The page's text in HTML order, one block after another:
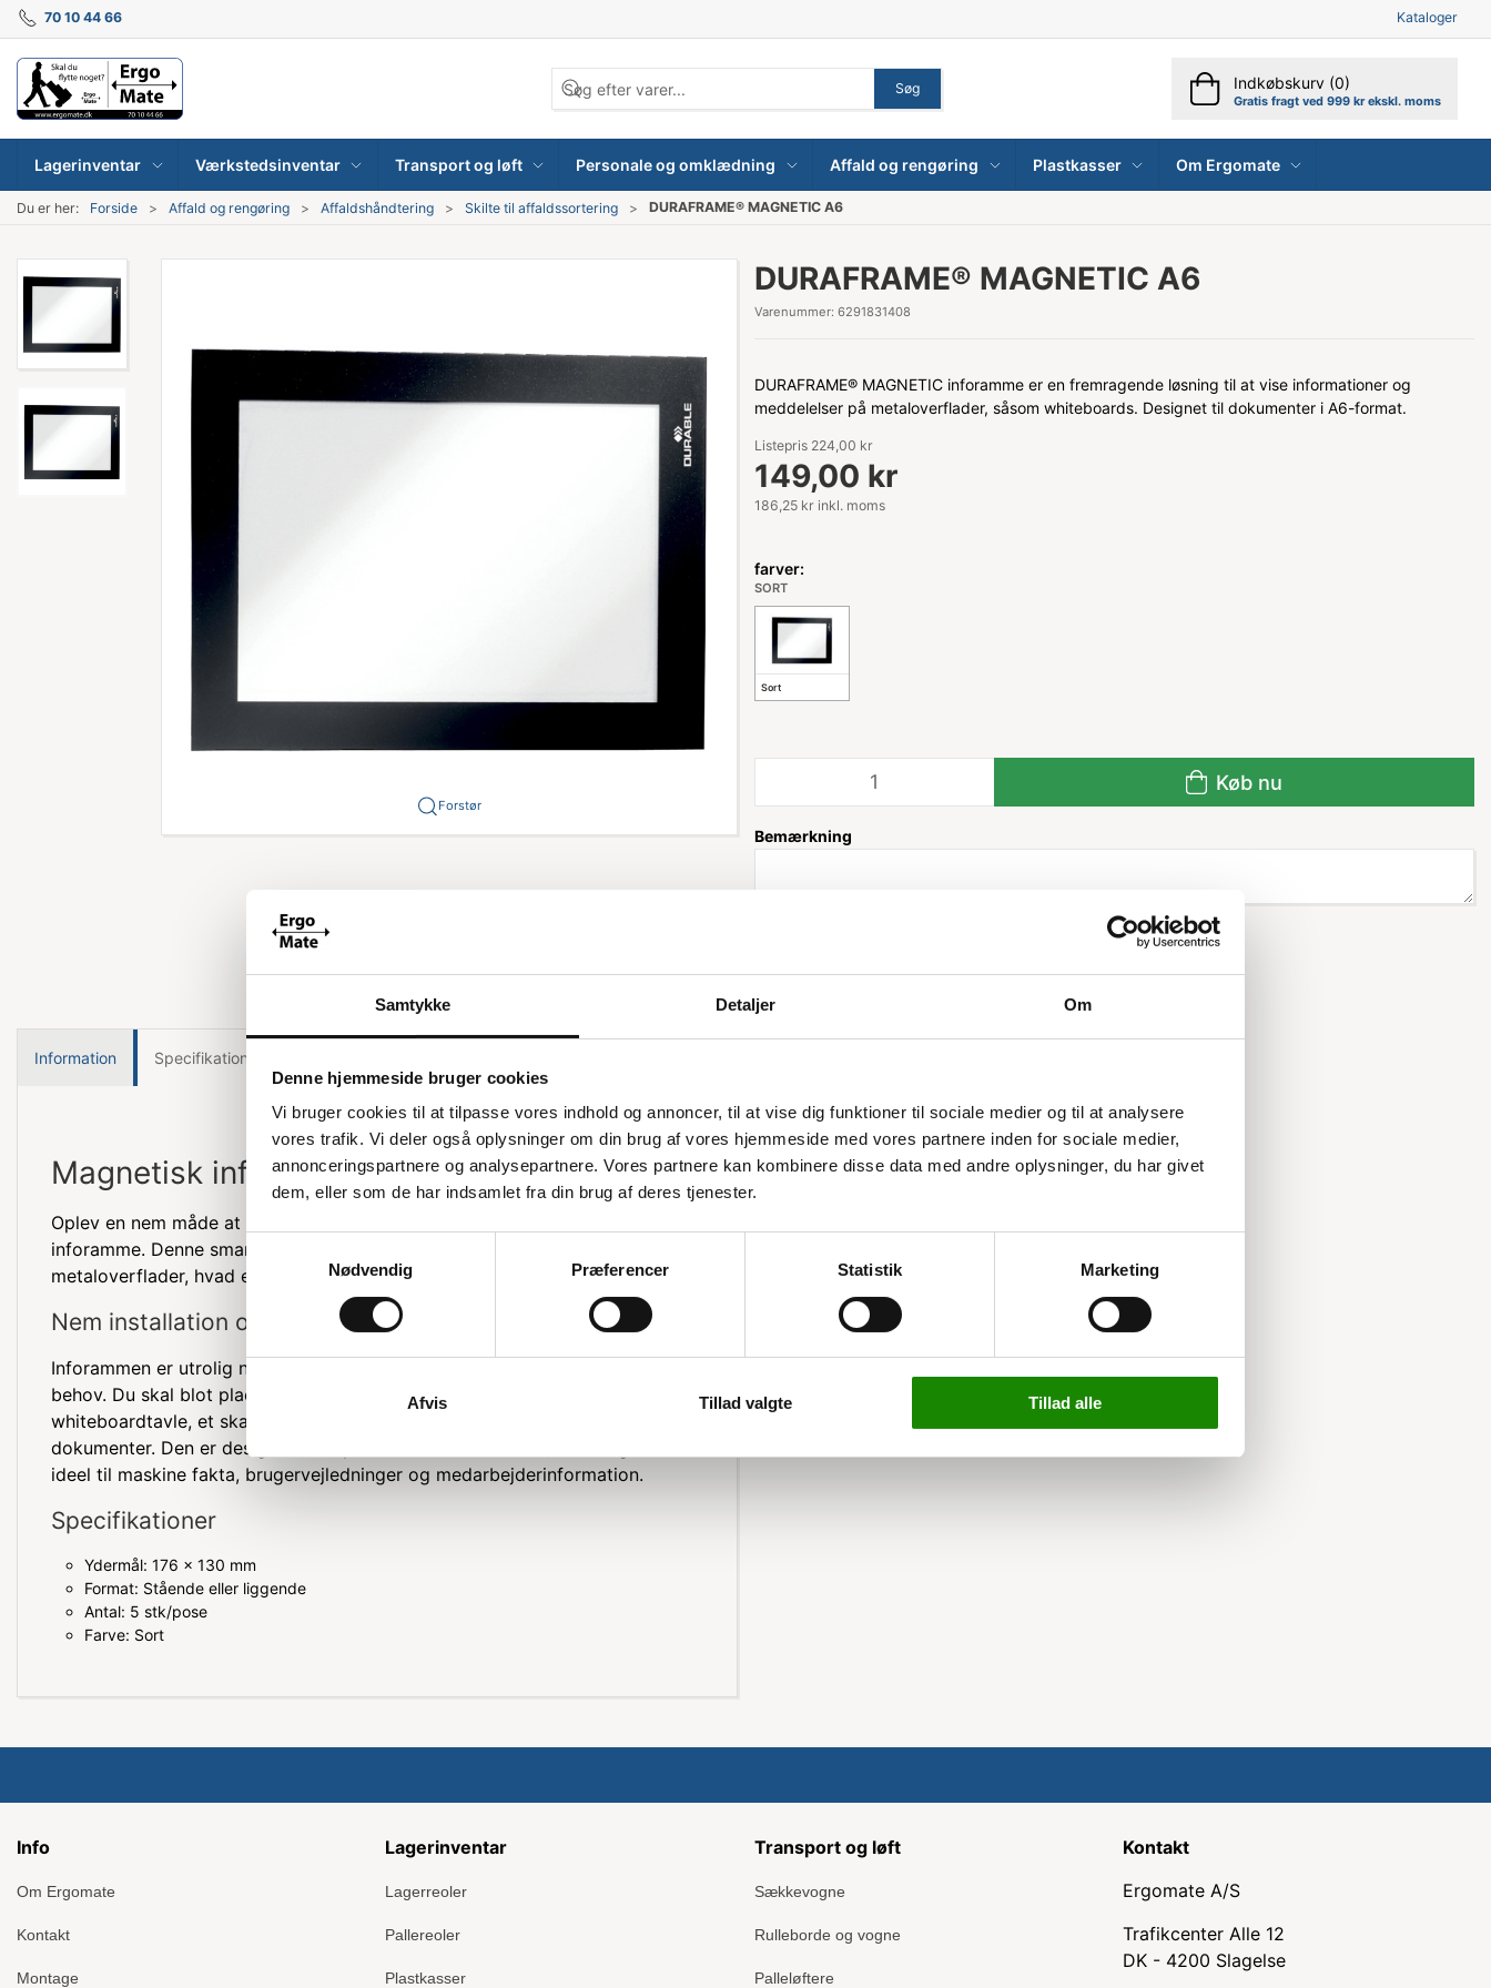
Samtykke Detaljer Om
Denne hjemmeside bruger cookies
Vi bruger cookies til at tilpasse vores indhold og annoncer, til at vise dig funktioner til sociale medier og til at analysere
vores trafik. Vi deler også oplysninger om din brug af vores hjemmeside med vores partnere inden for sociale medier,
annonceringspartnere og analysepartnere. Vores partnere kan kombinere disse data med andre oplysninger, du har givet
dem, eller som de har indsamlet fra din brug af deres tjenester.
Samtykkevalg
Nødvendig
Præferencer Statistik Marketing
Afvis Tillad valgte Tillad alle
70 10 44 66 Kataloger
Søg Indkøbskurv (0)
Gratis fragt ved 999 kr ekskl. moms
Lagerinventar Værkstedsinventar Transport og løft Personale og omklædning Affald og rengøring Plastkasser Om Ergomate
Du er her: Forside Affald og rengøring Affaldshåndtering Skilte til affaldssortering DURAFRAME® MAGNETIC A6
Forstør
DURAFRAME® MAGNETIC A6
Varenummer: 6291831408
DURAFRAME® MAGNETIC inforamme er en fremragende løsning til at vise informationer og
meddelelser på metaloverflader, såsom whiteboards. Designet til dokumenter i A6-format.
Listepris 224,00 kr
149,00 kr
186,25 kr inkl. moms
farver:
SORT
Sort
Køb nu
Bemærkning
Information Specifikationer
Magnetisk inforamme til metaloverflader
Oplev en nem måde at fremvise informationer på med vores magnetiske
inforamme. Denne smarte løsning er perfekt til at vise vigtige oplysninger på
metaloverflader, hvad enten det er på kontoret eller i hjemmet.
Nem installation og fleksibel brug
Inforammen er utrolig nem at sætte op og kan hurtigt flyttes rundt efter
behov. Du skal blot placere den på en metaloverflade som en
whiteboardtavle, et skab eller en metalvæg, og så er du klar til at vise dine
dokumenter. Den er designet til at passe til A6 dokumenter, hvilket gør den
ideel til maskine fakta, brugervejledninger og medarbejderinformation.
Specifikationer
Ydermål: 176 x 130 mm
Format: Stående eller liggende
Antal: 5 stk/pose
Farve: Sort
Info
Om Ergomate
Kontakt
Montage
Lagerinventar
Lagerreoler
Pallereoler
Plastkasser
Transport og løft
Sækkevogne
Rulleborde og vogne
Palleløftere
Kontakt
Ergomate A/S
Trafikcenter Alle 12
DK - 4200 Slagelse